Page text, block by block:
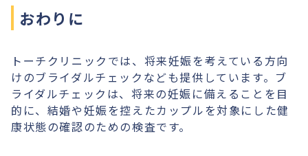
おわりに
トーチクリニックでは、将来妊娠を考えている方向
けのブライダルチェックなども提供しています。ブ
ライダルチェックは、将来の妊娠に備えることを目
的に、結婚や妊娠を控えたカップルを対象にした健
康状態の確認のための検査です。